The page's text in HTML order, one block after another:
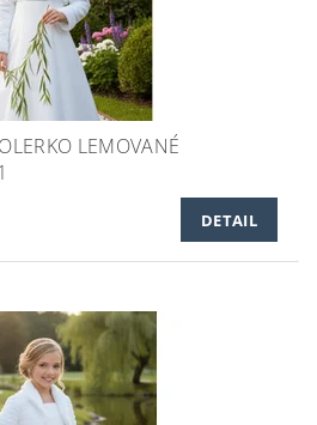
LEMOVANÉ
DETAIL